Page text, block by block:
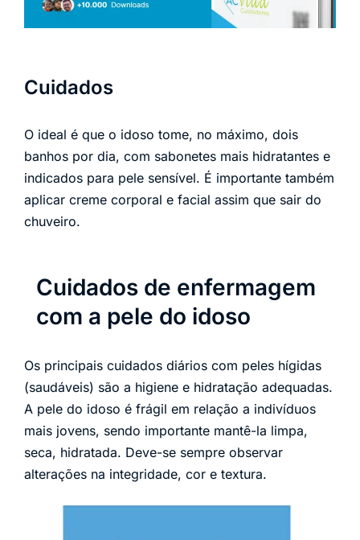
Cuidados
O ideal é que o idoso tome, no máximo, dois
banhos por dia, com sabonetes mais hidratantes e
indicados para pele sensível. É importante também
aplicar creme corporal e facial assim que sair do
chuveiro.
Cuidados de enfermagem
com a pele do idoso
Os principais cuidados diários com peles hígidas
(saudáveis) são a higiene e hidratação adequadas.
A pele do idoso é frágil em relação a indivíduos
mais jovens, sendo importante mantê-la limpa,
seca, hidratada. Deve-se sempre observar
alterações na integridade, cor e textura.